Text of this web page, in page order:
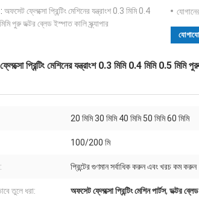
অফসেট ফ্লেক্সো প্রিন্টিং মেশিনের যন্ত্রাংশ 0.3 মিমি 0.4
পুরু ডক্টর ব্লেড ইস্পাত কালি স্ক্র্যাপার
প্রিন্টিং মেশিনের যন্ত্রাংশ 0.3 মিমি 0.4 মিমি 0.5 মিমি
20 মিমি 30 মিমি 40 মিমি 50 মিমি 60 মিমি
100/200 মি
প্রিন্টের গুণমান সর্বাধিক করুন এবং খরচ কম করুন
তুলে ধরা: অফসেট ফ্লেক্সো প্রিন্টিং মেশিন পার্টস, ডক্টর ব্লেড